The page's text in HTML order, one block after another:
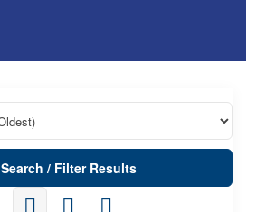
Search / Filter Results